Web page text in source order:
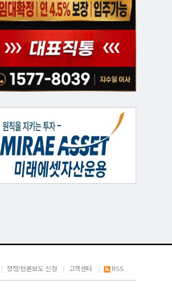
정정/반론보도 신청 고객센터 RSS